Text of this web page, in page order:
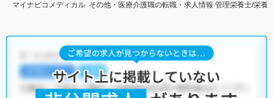
マイナビコメディカル その他・医療介護職の転職・求人情報 管理栄養士/栄養